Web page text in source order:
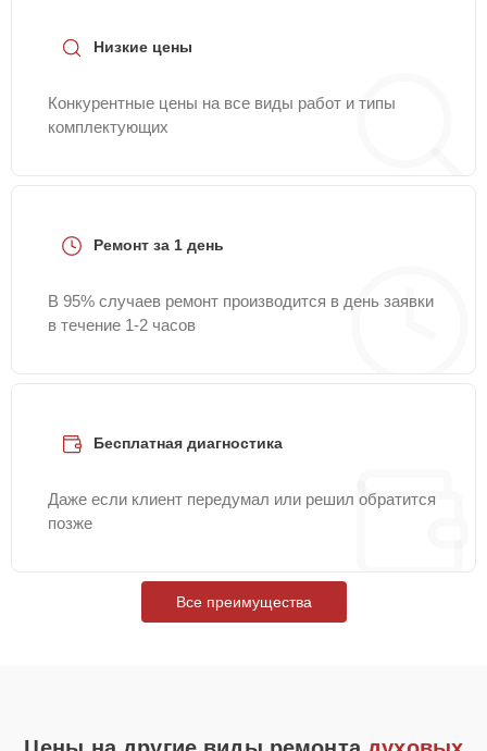
Низкие цены
Конкурентные цены на все виды работ и типы
комплектующих
Ремонт за 1 день
В 95% случаев ремонт производится в день заявки
в течение 1-2 часов
Бесплатная диагностика
Даже если клиент передумал или решил обратится
позже
Все преимущества